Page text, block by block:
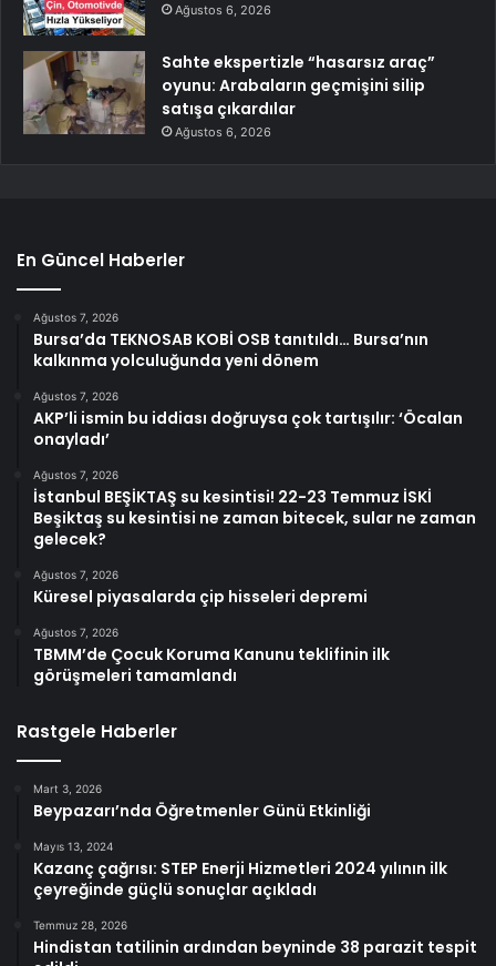
Ağustos 6, 2026
Sahte ekspertizle “hasarsız araç”
oyunu: Arabaların geçmişini silip
satışa çıkardılar
Ağustos 6, 2026
En Güncel Haberler
Ağustos 7, 2026
Bursa’da TEKNOSAB KOBİ OSB tanıtıldı… Bursa’nın
kalkınma yolculuğunda yeni dönem
Ağustos 7, 2026
AKP’li ismin bu iddiası doğruysa çok tartışılır: ‘Öcalan
onayladı’
Ağustos 7, 2026
İstanbul BEŞİKTAŞ su kesintisi! 22-23 Temmuz İSKİ
Beşiktaş su kesintisi ne zaman bitecek, sular ne zaman
gelecek?
Ağustos 7, 2026
Küresel piyasalarda çip hisseleri depremi
Ağustos 7, 2026
TBMM’de Çocuk Koruma Kanunu teklifinin ilk
görüşmeleri tamamlandı
Rastgele Haberler
Mart 3, 2026
Beypazarı’nda Öğretmenler Günü Etkinliği
Mayıs 13, 2024
Kazanç çağrısı: STEP Enerji Hizmetleri 2024 yılının ilk
çeyreğinde güçlü sonuçlar açıkladı
Temmuz 28, 2026
Hindistan tatilinin ardından beyninde 38 parazit tespit